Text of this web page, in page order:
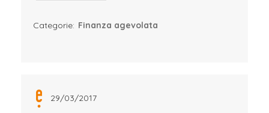
Categorie: Finanza agevolata
29/03/2017